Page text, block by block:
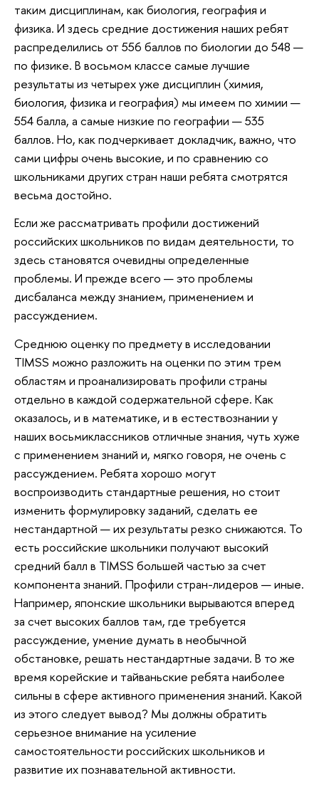
таким дисциплинам, как биология, география и
физика. И здесь средние достижения наших ребят
распределились от 556 баллов по биологии до 548 —
по физике. В восьмом классе самые лучшие
результаты из четырех уже дисциплин (химия,
биология, физика и география) мы имеем по химии —
554 балла, а самые низкие по географии — 535
баллов. Но, как подчеркивает докладчик, важно, что
сами цифры очень высокие, и по сравнению со
школьниками других стран наши ребята смотрятся
весьма достойно.
Если же рассматривать профили достижений
российских школьников по видам деятельности, то
здесь становятся очевидны определенные
проблемы. И прежде всего — это проблемы
дисбаланса между знанием, применением и
рассуждением.
Среднюю оценку по предмету в исследовании
TIMSS можно разложить на оценки по этим трем
областям и проанализировать профили страны
отдельно в каждой содержательной сфере. Как
оказалось, и в математике, и в естествознании у
наших восьмиклассников отличные знания, чуть хуже
с применением знаний и, мягко говоря, не очень с
рассуждением. Ребята хорошо могут
воспроизводить стандартные решения, но стоит
изменить формулировку заданий, сделать ее
нестандартной — их результаты резко снижаются. То
есть российские школьники получают высокий
средний балл в TIMSS большей частью за счет
компонента знаний. Профили стран-лидеров — иные.
Например, японские школьники вырываются вперед
за счет высоких баллов там, где требуется
рассуждение, умение думать в необычной
обстановке, решать нестандартные задачи. В то же
время корейские и тайваньские ребята наиболее
сильны в сфере активного применения знаний. Какой
из этого следует вывод? Мы должны обратить
серьезное внимание на усиление
самостоятельности российских школьников и
развитие их познавательной активности.